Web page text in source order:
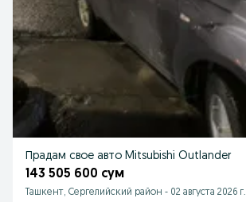
Прадам свое авто Mitsubishi Outlander
143 505 600 сум
Ташкент, Сергелийский район - 02 августа 2026 г.